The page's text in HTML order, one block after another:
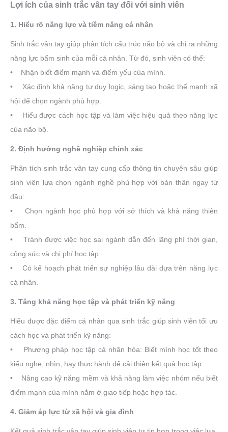
Lợi ích của sinh trắc vân tay đối với sinh viên
1. Hiểu rõ năng lực và tiềm năng cá nhân
Sinh trắc vân tay giúp phân tích cấu trúc não bộ và chỉ ra những
năng lực bẩm sinh của mỗi cá nhân. Từ đó, sinh viên có thể:
• Nhận biết điểm mạnh và điểm yếu của mình.
• Xác định khả năng tư duy logic, sáng tạo hoặc thế mạnh xã
hội để chọn ngành phù hợp.
• Hiểu được cách học tập và làm việc hiệu quả theo năng lực
của não bộ.
2. Định hướng nghề nghiệp chính xác
Phân tích sinh trắc vân tay cung cấp thông tin chuyên sâu giúp
sinh viên lựa chọn ngành nghề phù hợp với bản thân ngay từ
đầu:
• Chọn ngành học phù hợp với sở thích và khả năng thiên
bẩm.
• Tránh được việc học sai ngành dẫn đến lãng phí thời gian,
công sức và chi phí học tập.
• Có kế hoạch phát triển sự nghiệp lâu dài dựa trên năng lực
cá nhân.
3. Tăng khả năng học tập và phát triển kỹ năng
Hiểu được đặc điểm cá nhân qua sinh trắc giúp sinh viên tối ưu
cách học và phát triển kỹ năng:
• Phương pháp học tập cá nhân hóa: Biết mình học tốt theo
kiểu nghe, nhìn, hay thực hành để cải thiện kết quả học tập.
• Nâng cao kỹ năng mềm và khả năng làm việc nhóm nếu biết
điểm mạnh của mình nằm ở giao tiếp hoặc hợp tác.
4. Giảm áp lực từ xã hội và gia đình